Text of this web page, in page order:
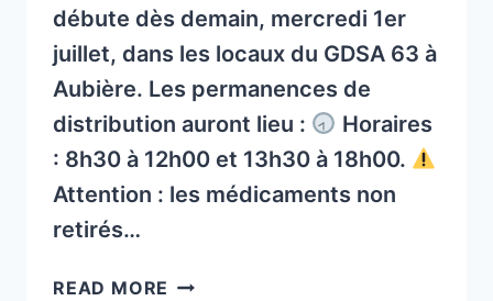
débute dès demain, mercredi 1er
juillet, dans les locaux du GDSA 63 à
Aubière. Les permanences de
distribution auront lieu :
Horaires
: 8h30 à 12h00 et 13h30 à 18h00.
Attention : les médicaments non
retirés…
READ MORE IMPORTANT :